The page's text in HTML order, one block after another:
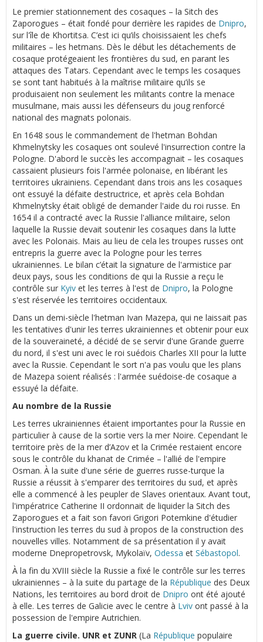
Le premier stationnement des cosaques – la Sitch des
Zaporogues – était fondé pour derrière les rapides de Dnipro,
sur l'île de Khortitsa. C’est ici qu’ils choisissaient les chefs
militaires – les hetmans. Dès le début les détachements de
cosaque protégeaient les frontières du sud, en parant les
attaques des Tatars. Cependant avec le temps les cosaques
se sont tant habitués à la maîtrise militaire qu’ils se
produisaient non seulement les militants contre la menace
musulmane, mais aussi les défenseurs du joug renforcé
national des magnats polonais.
En 1648 sous le commandement de l'hetman Bohdan
Khmelnytsky les cosaques ont soulevé l'insurrection contre la
Pologne. D'abord le succès les accompagnait – les cosaques
cassaient plusieurs fois l'armée polonaise, en libérant les
territoires ukrainiens. Cependant dans trois ans les cosaques
ont essuyé la défaite destructrice, et après cela Bohdan
Khmelnytsky était obligé de demander l'aide du roi russe. En
1654 il a contracté avec la Russie l'alliance militaire, selon
laquelle la Russie devait soutenir les cosaques dans la lutte
avec les Polonais. Mais au lieu de cela les troupes russes ont
entrepris la guerre avec la Pologne pour les terres
ukrainiennes. Le bilan c’était la signature de l'armistice par
deux pays, sous les conditions de qui la Russie a reçu le
contrôle sur Kyiv et les terres à l'est de Dnipro, la Pologne
s'est réservée les territoires occidentaux.
Dans un demi-siècle l'hetman Ivan Mazepa, qui ne laissait pas
les tentatives d'unir les terres ukrainiennes et obtenir pour eux
de la souveraineté, a décidé de se servir d'une Grande guerre
du nord, il s'est uni avec le roi suédois Charles XII pour la lutte
avec la Russie. Cependant le sort n'a pas voulu que les plans
de Mazepa soient réalisés : l'armée suédoise-de cosaque a
essuyé la défaite.
Au nombre de la Russie
Les terres ukrainiennes étaient importantes pour la Russie en
particulier à cause de la sortie vers la mer Noire. Cependant le
territoire près de la mer d’Azov et la Crimée restaient encore
sous le contrôle du khanat de Crimée – l'allié de l'empire
Osman. À la suite d'une série de guerres russe-turque la
Russie a réussit à s'emparer des territoires du sud, et après
elle a commencé à les peupler de Slaves orientaux. Avant tout,
l'impératrice Catherine II ordonnait de liquider la Sitch des
Zaporogues et a fait son favori Grigori Potemkine d'étudier
l'instruction les terres du sud à propos de la construction des
nouvelles villes. Notamment de sa présentation il y avait
moderne Dnepropetrovsk, Mykolaïv, Odessa et Sébastopol.
À la fin du XVIII siècle la Russie a fixé le contrôle sur les terres
ukrainiennes – à la suite du partage de la République des Deux
Nations, les territoires au bord droit de Dnipro ont été ajouté
à elle. Les terres de Galicie avec le centre à Lviv ont passé à la
possession de l'empire Autrichien.
La guerre civile. UNR et ZUNR (La République populaire